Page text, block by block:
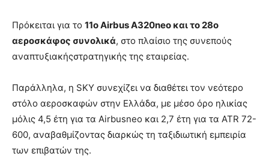
Πρόκειται για το 11ο Airbus A320neo και το 28ο
αεροσκάφος συνολικά, στο πλαίσιο της συνεπούς
αναπτυξιακήςστρατηγικής της εταιρείας.
Παράλληλα, η SKY συνεχίζει να διαθέτει τον νεότερο
στόλο αεροσκαφών στην Ελλάδα, με μέσο όρο ηλικίας
μόλις 4,5 έτη για τα Airbusneo και 2,7 έτη για τα ATR 72-
600, αναβαθμίζοντας διαρκώς τη ταξιδιωτική εμπειρία
των επιβατών της.